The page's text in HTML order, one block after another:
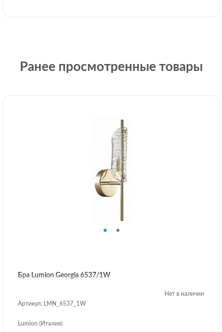
Ранее просмотренные товары
Бра Lumion Georgia 6537/1W
Нет в наличии
Артикул: LMN_6537_1W
Lumion (Италия)